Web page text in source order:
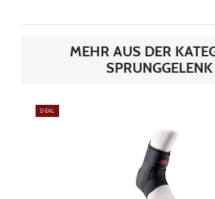
MEHR AUS DER
SPRUNGGELENK
DEAL